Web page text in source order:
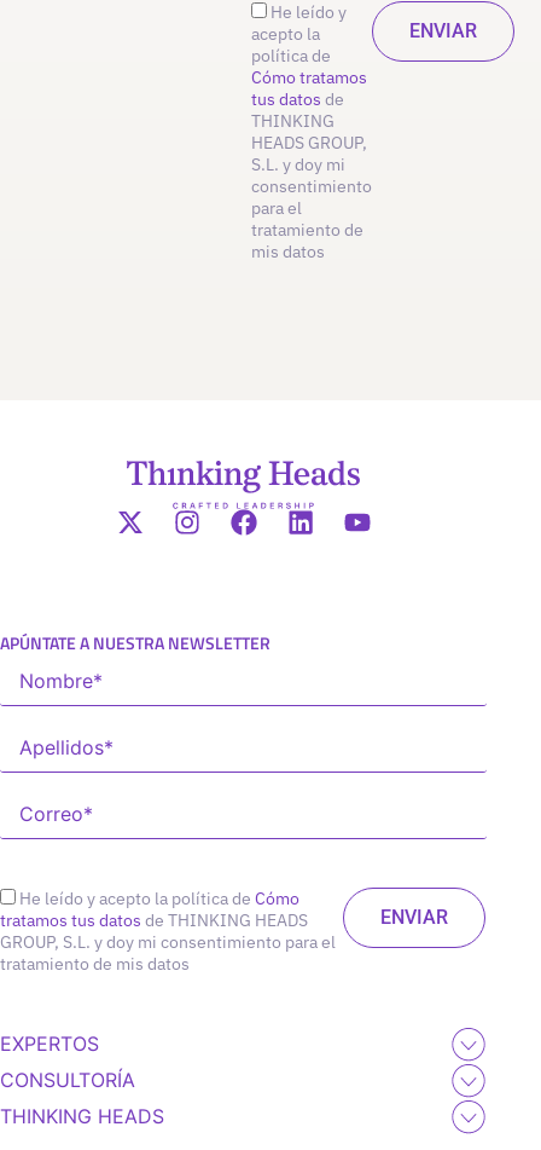
He leído y
acepto la
política de
Cómo tratamos
tus datos de
THINKING
HEADS GROUP,
S.L. y doy mi
consentimiento
para el
tratamiento de
mis datos
APÚNTATE A NUESTRA NEWSLETTER
He leído y acepto la política de Cómo
tratamos tus datos de THINKING HEADS
GROUP, S.L. y doy mi consentimiento para el
tratamiento de mis datos
EXPERTOS
CONSULTORÍA
THINKING HEADS